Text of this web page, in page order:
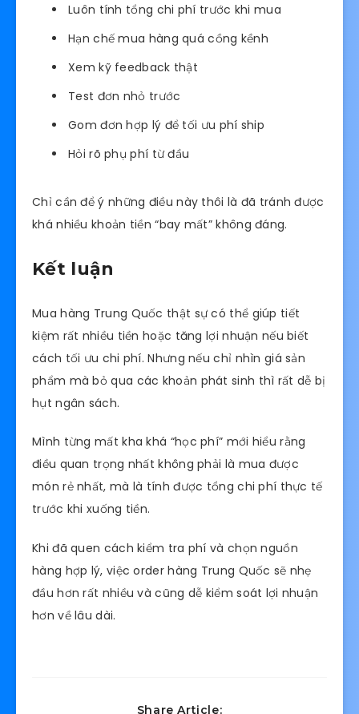
Luôn tính tổng chi phí trước khi mua
Hạn chế mua hàng quá cồng kềnh
Xem kỹ feedback thật
Test đơn nhỏ trước
Gom đơn hợp lý để tối ưu phí ship
Hỏi rõ phụ phí từ đầu
Chỉ cần để ý những điều này thôi là đã tránh được
khá nhiều khoản tiền “bay mất” không đáng.
Kết luận
Mua hàng Trung Quốc thật sự có thể giúp tiết
kiệm rất nhiều tiền hoặc tăng lợi nhuận nếu biết
cách tối ưu chi phí. Nhưng nếu chỉ nhìn giá sản
phẩm mà bỏ qua các khoản phát sinh thì rất dễ bị
hụt ngân sách.
Mình từng mất kha khá “học phí” mới hiểu rằng
điều quan trọng nhất không phải là mua được
món rẻ nhất, mà là tính được tổng chi phí thực tế
trước khi xuống tiền.
Khi đã quen cách kiểm tra phí và chọn nguồn
hàng hợp lý, việc order hàng Trung Quốc sẽ nhẹ
đầu hơn rất nhiều và cũng dễ kiểm soát lợi nhuận
hơn về lâu dài.
Share Article: